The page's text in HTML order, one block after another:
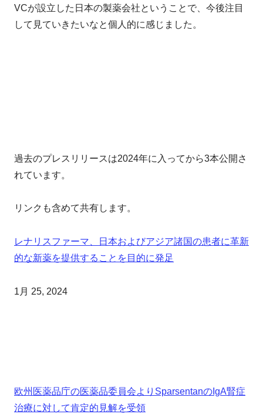
VCが設立した日本の製薬会社ということで、今後注目
して見ていきたいなと個人的に感じました。
過去のプレスリリースは2024年に入ってから3本公開さ
れています。
リンクも含めて共有します。
レナリスファーマ、日本およびアジア諸国の患者に革新
的な新薬を提供することを目的に発足
1月 25, 2024
欧州医薬品庁の医薬品委員会よりSparsentanのIgA腎症
治療に対して肯定的見解を受領